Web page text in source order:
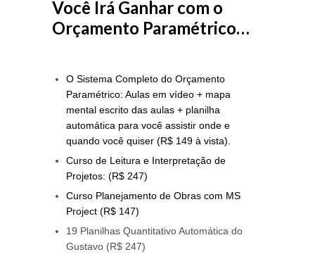
Você Irá Ganhar com o
Orçamento Paramétrico…
O Sistema Completo do Orçamento
Paramétrico: Aulas em vídeo + mapa
mental escrito das aulas + planilha
automática para você assistir onde e
quando você quiser (R$ 149 à vista).
Curso de Leitura e Interpretação de
Projetos: (R$ 247)
Curso Planejamento de Obras com MS
Project (R$ 147)
19 Planilhas Quantitativo Automática do
Gustavo (R$ 247)